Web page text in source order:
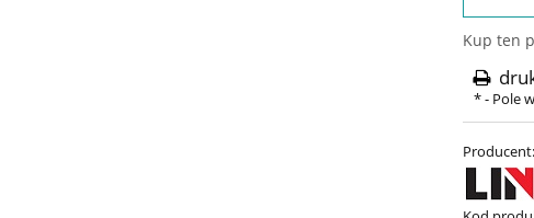
Kup ten
*- Pole
Producent: